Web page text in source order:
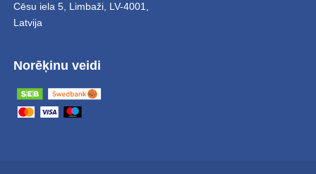
Cēsu iela 5, Limbaži, LV-4001,
Latvija
Norēķinu veidi